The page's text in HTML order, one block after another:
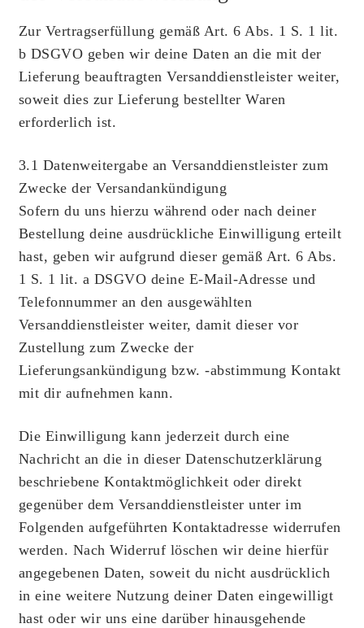
Zur Vertragserfüllung gemäß Art. 6 Abs. 1 S. 1 lit.
b DSGVO geben wir deine Daten an die mit der
Lieferung beauftragten Versanddienstleister weiter,
soweit dies zur Lieferung bestellter Waren
erforderlich ist.
3.1 Datenweitergabe an Versanddienstleister zum
Zwecke der Versandankündigung
Sofern du uns hierzu während oder nach deiner
Bestellung deine ausdrückliche Einwilligung erteilt
hast, geben wir aufgrund dieser gemäß Art. 6 Abs.
1 S. 1 lit. a DSGVO deine E-Mail-Adresse und
Telefonnummer an den ausgewählten
Versanddienstleister weiter, damit dieser vor
Zustellung zum Zwecke der
Lieferungsankündigung bzw. -abstimmung Kontakt
mit dir aufnehmen kann.
Die Einwilligung kann jederzeit durch eine
Nachricht an die in dieser Datenschutzerklärung
beschriebene Kontaktmöglichkeit oder direkt
gegenüber dem Versanddienstleister unter im
Folgenden aufgeführten Kontaktadresse widerrufen
werden. Nach Widerruf löschen wir deine hierfür
angegebenen Daten, soweit du nicht ausdrücklich
in eine weitere Nutzung deiner Daten eingewilligt
hast oder wir uns eine darüber hinausgehende